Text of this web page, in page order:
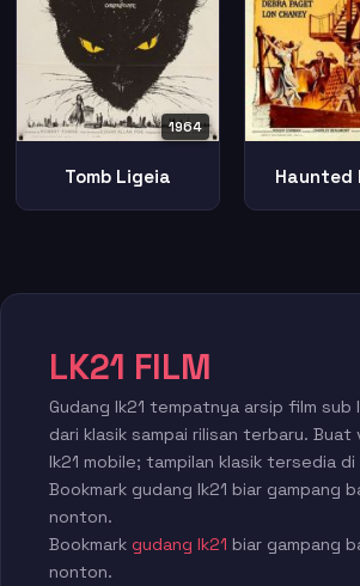
1964
Tomb Ligeia Haunted
LK21 FILM
Gudang lk21 tempatnya arsip film sub
dari klasik sampai rilisan terbaru. Buat
lk21 mobile; tampilan klasik tersedia di
Bookmark gudang lk21 biar gampang
nonton.
Bookmark gudang lk21 biar gampang
nonton.